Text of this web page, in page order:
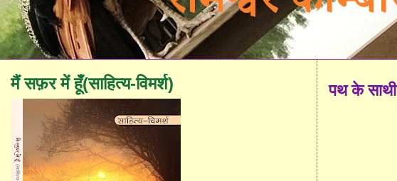
पथ के साथी
मैं सफ़र में हूँ(साहित्य-विमर्श)